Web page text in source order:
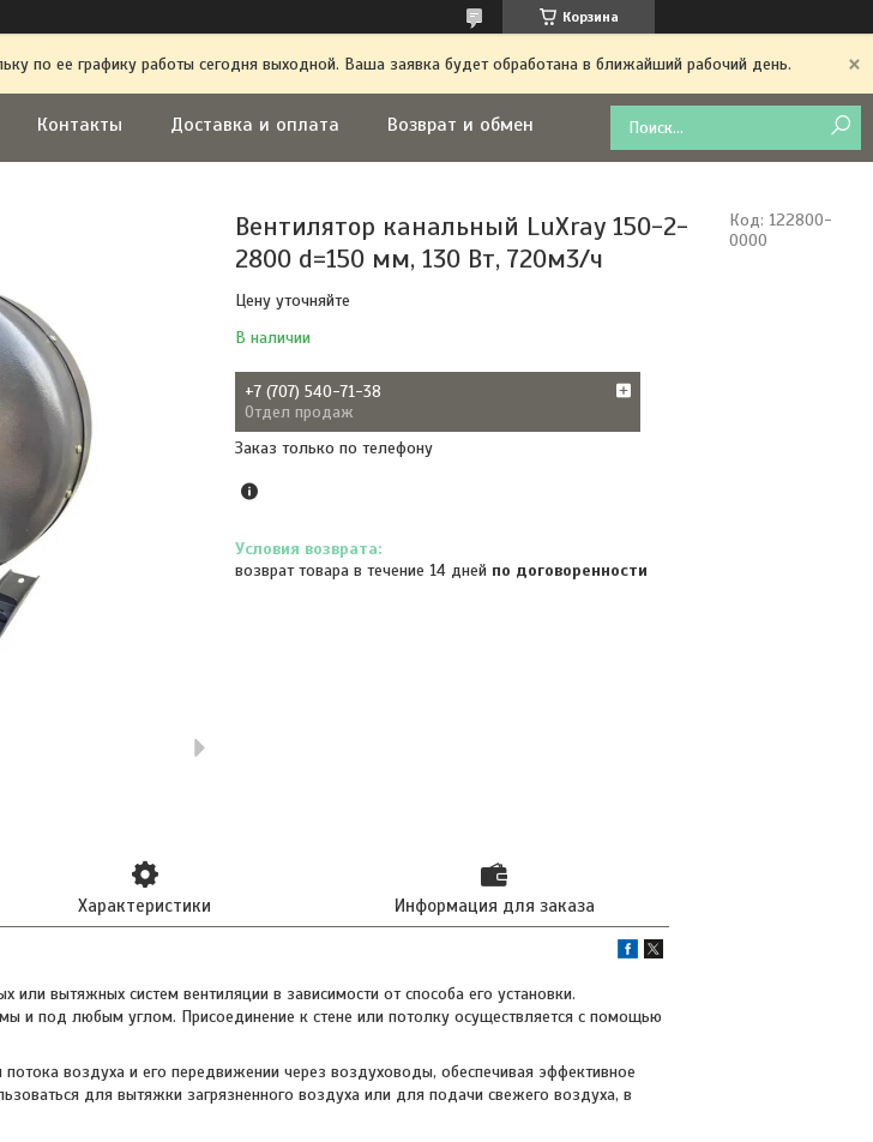
Корзина
по ее графику работы сегодня выходной. Ваша заявка будет обработана в ближайший рабочий день.
Контакты Доставка и оплата Возврат и обмен
Вентилятор канальный LuXray 150-2-
2800 d=150 мм, 130 Вт, 720м3/ч
Цену уточняйте
В наличии
Код: 122800-
0000
+7 (707) 540-71-38
Отдел продаж
Заказ только по телефону
возврат товара в течение 14 дней по договоренности
Характеристики Информация для заказа
или вытяжных систем вентиляции в зависимости от способа его установки.
и под любым углом. Присоединение к стене или потолку осуществляется с помощью
воздуха и его передвижении через воздуховоды, обеспечивая эффективное
для вытяжки загрязненного воздуха или для подачи свежего воздуха, в